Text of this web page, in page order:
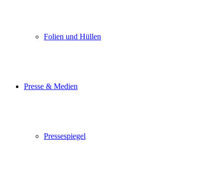
Folien und Hüllen
Presse & Medien
Pressespiegel